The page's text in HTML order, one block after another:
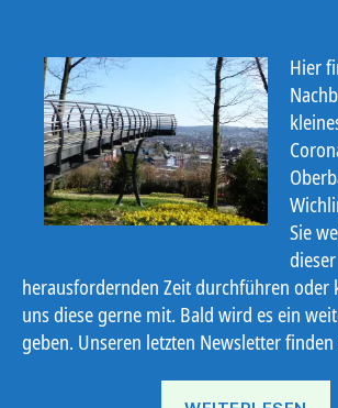
Hier
Sie
dieser
herausfordernden Zeit durchführen oder
uns diese gerne mit. Bald wird es ein
geben. Unseren letzten Newsletter finden